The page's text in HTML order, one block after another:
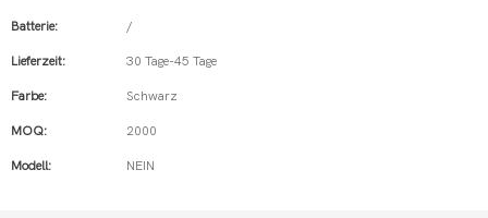
Batterie: /
Lieferzeit: 30 Tage-45 Tage
Farbe: Schwarz
MOQ: 2000
Modell: NEIN